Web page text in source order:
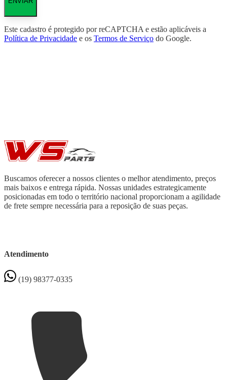
Este cadastro é protegido por reCAPTCHA e estão aplicáveis a
Política de Privacidade e os Termos de Serviço do Google.
Buscamos oferecer a nossos clientes o melhor atendimento, preços
mais baixos e entrega rápida. Nossas unidades estrategicamente
posicionadas em todo o território nacional proporcionam a agilidade
de frete sempre necessária para a reposição de suas peças.
Atendimento
(19) 98377-0335